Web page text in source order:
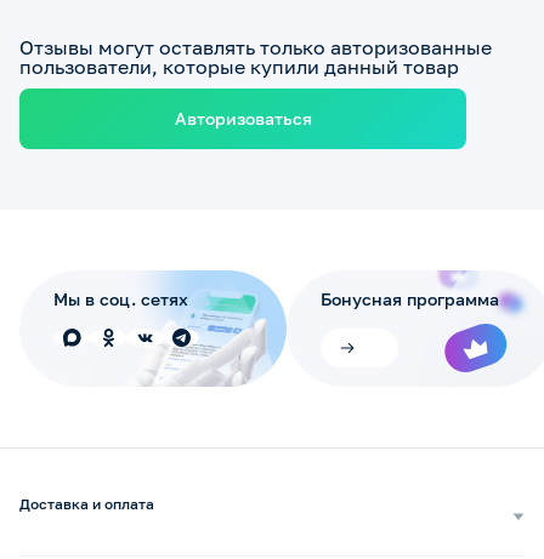
Отзывы могут оставлять только авторизованные
пользователи, которые купили данный товар
Авторизоваться
Мы в соц. сетях Бонусная программа
Доставка и оплата